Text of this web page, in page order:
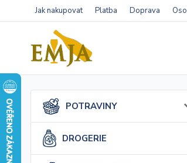
Jak nakupovat Platba Doprava
POTRAVINY
DROGERIE